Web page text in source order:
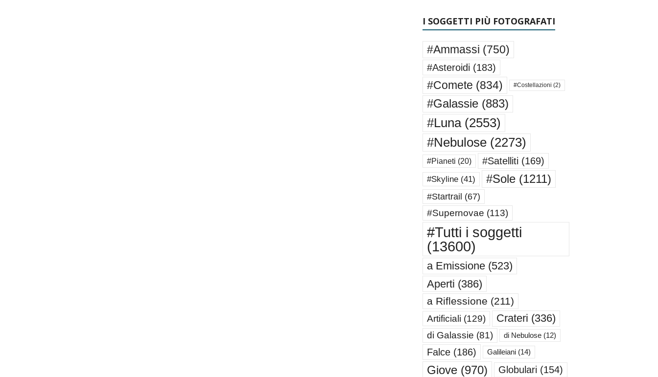
I SOGGETTI PIÙ FOTOGRAFATI
#Ammassi (750)
#Asteroidi (183)
#Comete (834) #Costellazioni (2)
#Galassie(883)
#Luna(2553)
#Nebulose(2273)
#Pianeti (20) #Satelliti (169)
#Skyline(41) #Sole(1211)
#Startrail (67)
#Supernovae (113)
#Tutti i soggetti
(13600)
a Emissione(523)
Aperti (386)
a Riflessione (211)
Artificiali (129) Crateri (336)
di Galassie (81) di Nebulose(12)
Falce(186) Galileiani(14)
Giove(970) Globulari (154)